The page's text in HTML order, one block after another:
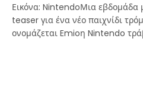
Εικόνα: NintendoΜια εβδομάδα
teaser για ένα νέο παιχνίδι
ονομάζεται Emioη Nintendo